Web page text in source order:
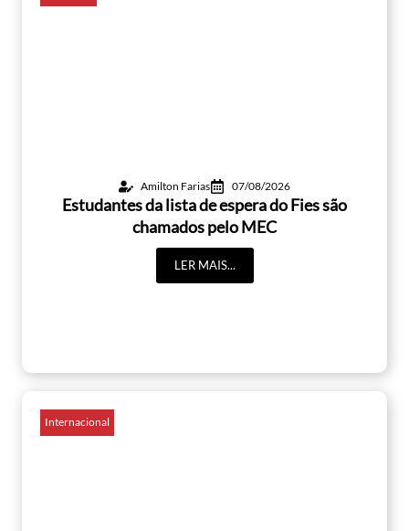
Amilton Farias 07/08/2026
Estudantes da lista de espera do Fies são
chamados pelo MEC
LER MAIS...
Internacional